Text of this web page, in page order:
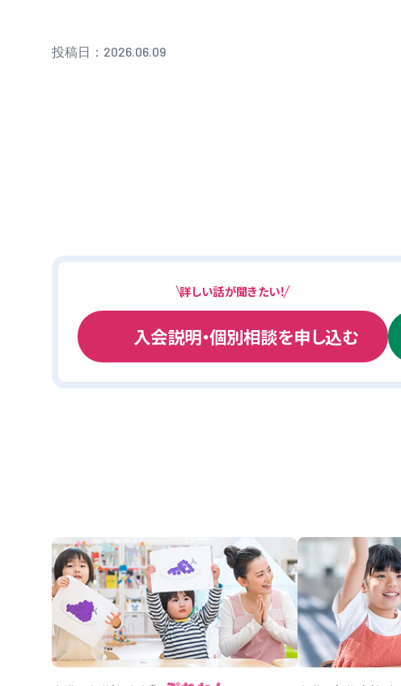
投稿日：2026.06.09
詳しい話が聞きたい！
入会説明・個別相談を申し込む